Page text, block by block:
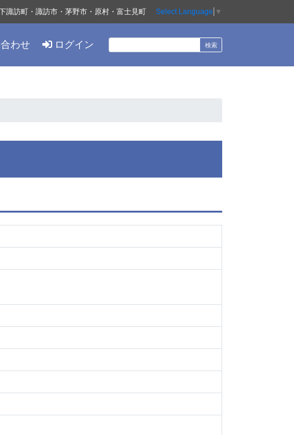
わせ ログイン
訪町・諏訪市・茅野市・原村・富士見町 Select Language ▼